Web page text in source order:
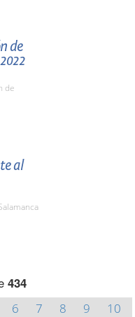
de
de
al
434
6 7 8 9
10